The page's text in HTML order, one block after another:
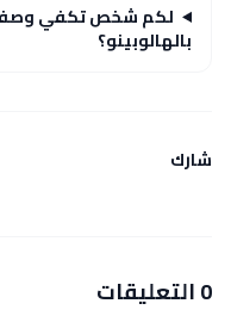
لكم شخص تكفي وصفة
بالهالوبينو؟
شارك
0 التعليقات